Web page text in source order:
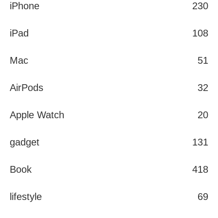
iPhone 230
iPad 108
Mac 51
AirPods 32
Apple Watch 20
gadget 131
Book 418
lifestyle 69